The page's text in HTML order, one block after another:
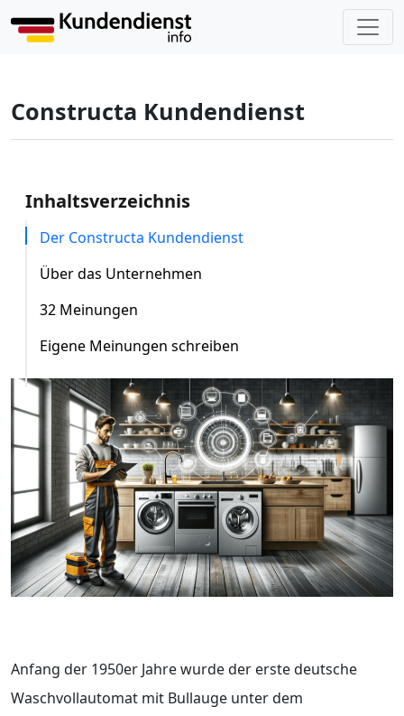
Constructa Kundendienst
Inhaltsverzeichnis
Der Constructa Kundendienst
Über das Unternehmen
32 Meinungen
Eigene Meinungen schreiben
Anfang der 1950er Jahre wurde der erste deutsche
Waschvollautomat mit Bullauge unter dem